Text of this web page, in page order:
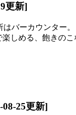
更新]
バーカウンター。
しめる、飽きのこ
08-25更新]